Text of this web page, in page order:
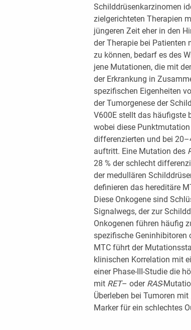
Schilddrüsenkarzinomen
zielgerichteten Therapien
jüngeren Zeit eher in den
der Therapie bei
zu können, bedarf es des
jene Mutationen, die mit
der Erkrankung in
spezifischen Eigenheiten
der Tumorgenese der
V600E stellt das häufigste
wobei diese
differenzierten und bei
auftritt. Eine Mutation des
28 % der schlecht
der medullären
definieren das hereditäre
Diese Onkogene sind
Signalwegs, der zur
Onkogenen führen häufig
spezifische Geninhibitoren
MTC führt der
klinischen Korrelation mit
einer Phase-III-Studie die
mit RET– oder RAS-
Überleben bei Tumoren mit
Marker für ein schlechtes